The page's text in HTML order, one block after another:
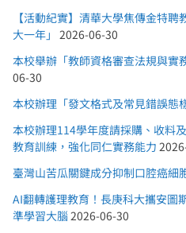
【活動紀實】清華大學焦傳金特
大一年」 2026-06-30
本校舉辦「教師資格審查法規與實
06-30
本校辦理「發文格式及常見錯誤態
本校辦理114學年度請採購、收料
教育訓練，強化同仁實務能力
臺灣山苦瓜關鍵成分抑制口腔癌細
AI翻轉護理教育！長庚科大攜安圖
準學習大腦 2026-06-30